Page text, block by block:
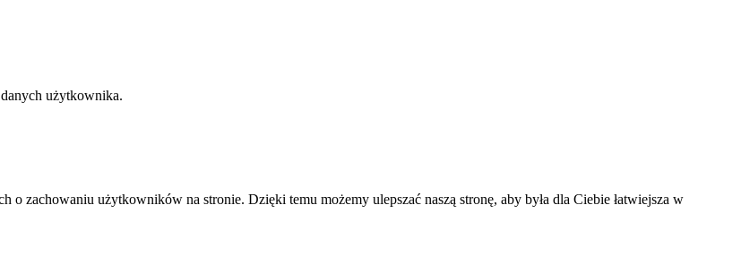
użytkownika.
o zachowaniu użytkowników na stronie. Dzięki temu możemy ulepszać naszą stronę, aby była dla Ciebie łatwiejsza w